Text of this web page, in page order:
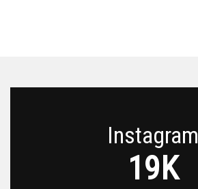
Instagram
19K